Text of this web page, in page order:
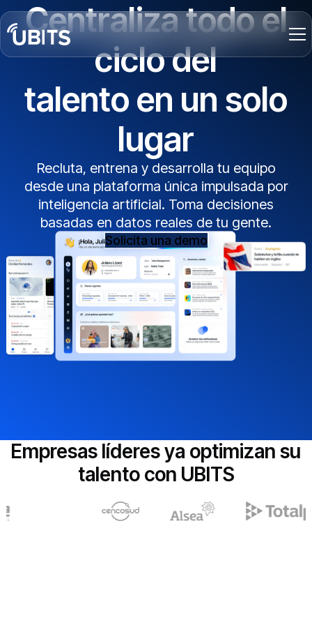
Centraliza todo el
ciclo del
talento en un solo
lugar
Recluta, entrena y desarrolla tu equipo
desde una plataforma única impulsada por
inteligencia artificial. Toma decisiones
basadas en datos reales de tu gente.
Solicita una demo
Empresas líderes ya optimizan su
talento con UBITS